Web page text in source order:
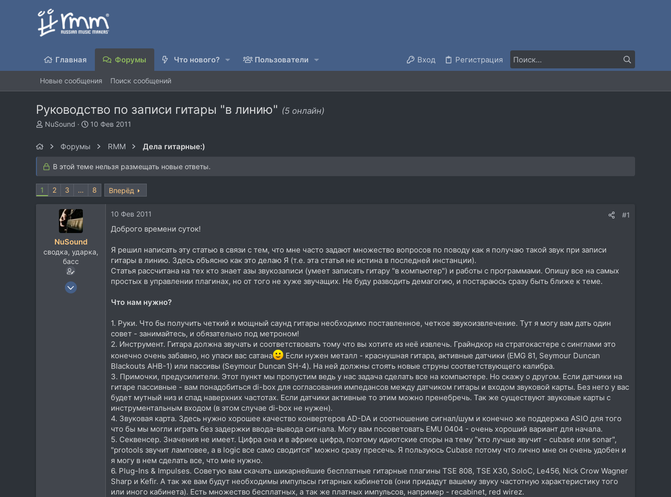
Главная Форумы Что нового? Пользователи Вход Регистрация
Новые сообщения Поиск сообщений
Руководство по записи гитары "в линию" (5 онлайн)
А
р
т
ы
NuSound
Д
а
а
л
10 Фев 2011
Форумы RMM Дела гитарные:)
В этой теме нельзя размещать новые ответы.
1 2 3 … 8 Вперёд
NuSound
сводка, ударка,
басс
18 Дек 2005
10 Фев 2011 #1
Доброго времени суток!
Я решил написать эту статью в связи с тем, что мне часто задают множество вопросов по поводу как я получаю такой звук при записи
гитары в линию. Здесь объясню как это делаю Я (т.е. эта статья не истина в последней инстанции).
Статья рассчитана на тех кто знает азы звукозаписи (умеет записать гитару "в компьютер") и работы с программами. Опишу все на самых
простых в управлении плагинах, но от того не хуже звучащих. Не буду разводить демагогию, и постараюсь сразу быть ближе к теме.
Что нам нужно?
1. Руки. Что бы получить четкий и мощный саунд гитары необходимо поставленное, четкое звукоизвлечение. Тут я могу вам дать один
совет - занимайтесь, и обязательно под метроном!
2. Инструмент. Гитара должна звучать и соответствовать тому что вы хотите из неё извлечь. Грайндкор на стратокастере с синглами это
конечно очень забавно, но упаси вас сатана
Если нужен металл - краснушная гитара, активные датчики (EMG 81, Seymour Duncan
Blackouts AHB-1) или пассивы (Seymour Duncan SH-4). На ней должны стоять новые струны соответствующего калибра.
3. Примочки, предусилители. Этот пункт мы пропустим ведь у нас задача сделать все на компьютере. Но скажу о другом. Если датчики на
гитаре пассивные - вам понадобиться di-box для согласования импедансов между датчиком гитары и входом звуковой карты. Без него у вас
будет мутный низ и спад наверхних частотах. Если датчики активные то этим можно пренебречь. Так же существуют звуковые карты с
инструментальным входом (в этом случае di-box не нужен).
4. Звуковая карта. Здесь нужно хорошее качество конвертеров AD-DA и соотношение сигнал/шум и конечно же поддержка ASIO для того
что бы мы могли играть без задержки ввода-вывода сигнала. Могу вам посоветовать EMU 0404 - очень хороший вариант для начала.
5. Секвенсер. Значения не имеет. Цифра она и в африке цифра, поэтому идиотские споры на тему "кто лучше звучит - cubase или sonar",
"protools звучит ламповее, а в logic все само сводится" можно сразу пресечь. Я пользуюсь Cubase потому что лично мне он очень удобен и
я могу в нем сделать все, что мне нужно.
6. Plug-Ins & Impulses. Советую вам скачать шикарнейшие бесплатные гитарные плагины TSE 808, TSE X30, SoloC, Le456, Nick Crow Wagner
Sharp и Kefir. А так же вам будут необходимы импульсы гитарных кабинетов (они придадут вашему звуку частотную характеристику того
или иного кабинета). Есть множество бесплатных, а так же платных импульсов, например - recabinet, red wirez.